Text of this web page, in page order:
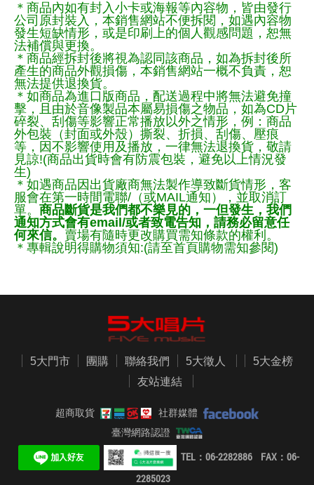
＊商品內如有封入小卡或海報等內容物，皆由發行
公司原封裝入，本銷售網站不便拆閱，如遇內容物
發生短缺情形，或是印刷上的個人觀感問題，恕無
法補償與更換。
＊商品經拆封後將視為認同該商品，如為拆封後所
產生的商品外觀損傷，本銷售網站一概不負責，恕
無法提供退換貨。
＊如商品為進口版商品，配送過程中將無法避免撞
擊，且由於音像製品本屬易損傷之物品，如為CD片
碎裂、刮傷等影響正常播放以外之情形，例：商品
外包裝（封面或外殼）撕裂、折損、刮傷、壓痕
等，因不影響使用及播放，一律無法退換貨，敬請
見諒!(商品出貨時會有防震包裝，避免以上情況發
生)
＊如遇商品因出貨廠商無法製作導致斷貨情形，客
服會在第一時間電聯/（或MAIL通知），並取消訂
單。 商品斷貨是我們都不樂見的，一但發生，我們
通知方式會有email/或者致電告知，請務必留意任
何來信。 賣場有隨時更改購買需知條款的權利。
＊專輯說明得購物須知:(請至首頁購物需知參閱)
5大門市 團購 聯絡我們 5大徵人
5大金榜
友站連結
超商取貨
社群媒體
臺灣網路認證
TEL：06-2282886 FAX：06-
2285023